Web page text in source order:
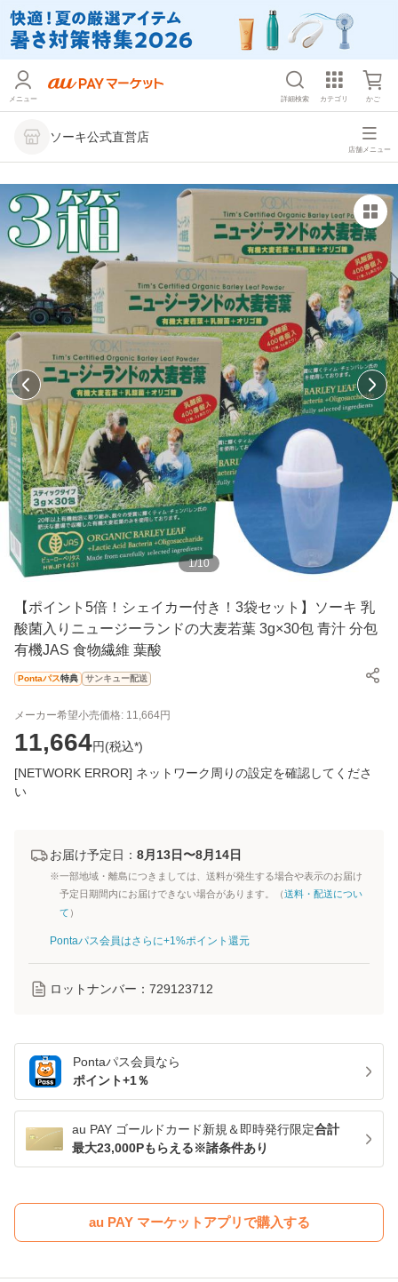
メニュー 詳細検索 カテゴリ かご
ソーキ公式直営店
店舗メニュー
1/10
【ポイント5倍！シェイカー付き！3袋セット】ソーキ 乳
酸菌入りニュージーランドの大麦若葉 3g×30包 青汁 分包
有機JAS 食物繊維 葉酸
Pontaパス特典 サンキュー配送
メーカー希望小売価格: 11,664円
11,664円(税込*)
[NETWORK ERROR] ネットワーク周りの設定を確認してくださ
い
お届け予定日： 8月13日〜8月14日
※一部地域・離島につきましては、送料が発生する場合や表示のお届け
予定日期間内にお届けできない場合があります。（送料・配送につい
て ）
Pontaパス会員はさらに+1%ポイント還元
ロットナンバー： 729123712
Pontaパス会員なら
ポイント+1％
au PAY ゴールドカード新規＆即時発行限定合計
最大23,000Pもらえる※諸条件あり
au PAY マーケットアプリで購入する